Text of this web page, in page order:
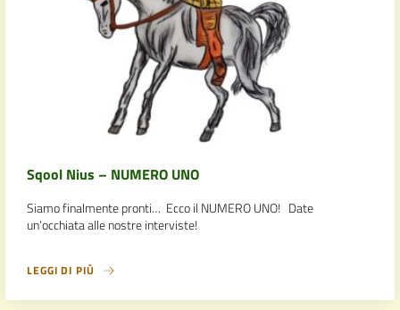
Sqool Nius – NUMERO UNO
Siamo finalmente pronti… Ecco il NUMERO UNO! Date
un’occhiata alle nostre interviste!
LEGGI DI PIÙ